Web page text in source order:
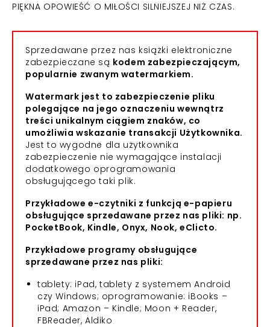
PIĘKNA OPOWIEŚĆ O MIŁOŚCI SILNIEJSZEJ NIŻ CZAS.
Sprzedawane przez nas książki elektroniczne
zabezpieczane są kodem zabezpieczającym,
popularnie zwanym watermarkiem.
Watermark jest to zabezpieczenie pliku
polegające na jego oznaczeniu wewnątrz
treści unikalnym ciągiem znaków, co
umożliwia wskazanie transakcji Użytkownika.
Jest to wygodne dla użytkownika
zabezpieczenie nie wymagające instalacji
dodatkowego oprogramowania
obsługującego taki plik.
Przykładowe e-czytniki z funkcją e-papieru
obsługujące sprzedawane przez nas pliki: np.
PocketBook, Kindle, Onyx, Nook, eClicto.
Przykładowe programy obsługujące
sprzedawane przez nas pliki:
tablety: iPad, tablety z systemem Android
czy Windows; oprogramowanie: iBooks –
iPad; Amazon – Kindle; Moon + Reader,
FBReader, Aldiko